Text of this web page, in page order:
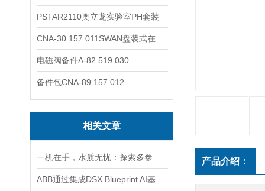
PSTAR2110奥立龙实验室PH套装
电磁阀备件A-82.519.030
备件包CNA-89.157.012
相关文章
产品介绍：